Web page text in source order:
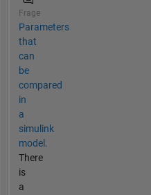
Frage
Parameters
that
can
be
compared
in
a
simulink
model.
There
is
a